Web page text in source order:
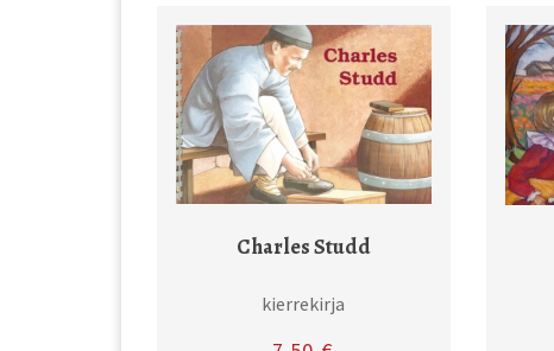
Charles Studd
kierrekirja